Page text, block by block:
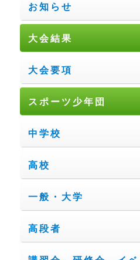
お知らせ
大会結果
大会要項
スポーツ少年団
中学校
高校
一般・大学
高段者